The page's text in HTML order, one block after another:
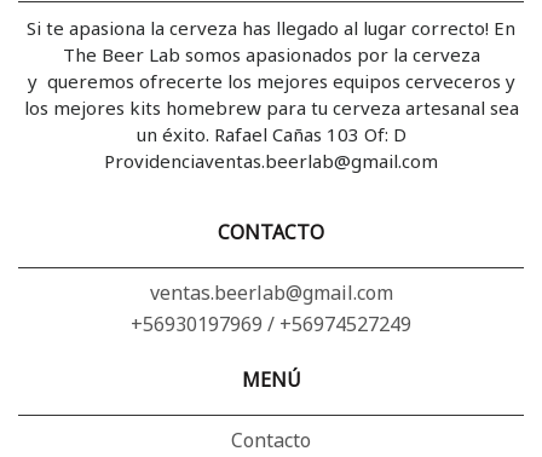
Si te apasiona la cerveza has llegado al lugar correcto! En
The Beer Lab somos apasionados por la cerveza
y queremos ofrecerte los mejores equipos cerveceros y
los mejores kits homebrew para tu cerveza artesanal sea
un éxito. Rafael Cañas 103 Of: D
Providenciaventas.beerlab@gmail.com
CONTACTO
ventas.beerlab@gmail.com
+56930197969 / +56974527249
MENÚ
Contacto